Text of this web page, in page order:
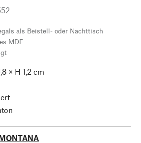
als Beistell- oder Nachttisch
MDF
× H 1,2 cm